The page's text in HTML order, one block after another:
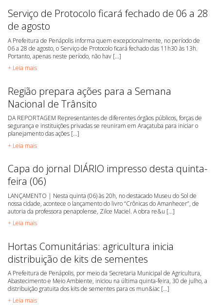
Serviço de Protocolo ficará fechado de 06 a 28
de agosto
A Prefeitura de Penápolis informa quem excepcionalmente, no período de
06 a 28 de agosto, o Serviço de Protocolo ficará fechado das 11h30 às 13h.
Portanto, apenas neste período, não hav [...]
+ Leia mais
Região prepara ações para a Semana
Nacional de Trânsito
DA REPORTAGEM Representantes de diferentes órgãos públicos, forças de
segurança e instituições privadas se reuniram em Araçatuba para iniciar o
planejamento das ações [...]
+ Leia mais
Capa do jornal DIÁRIO impresso desta quinta-
feira (06)
LANÇAMENTO | Nesta quinta (06) às 20h, no destacado Museu do Sol de
nossa cidade, acontece o lançamento do livro “Crônicas do Amanhecer”, de
autoria da professora penapolense, Zilce Maciel. A obra re&u [...]
+ Leia mais
Hortas Comunitárias: agricultura inicia
distribuição de kits de sementes
A Prefeitura de Penápolis, por meio da Secretaria Municipal de Agricultura,
Abastecimento e Meio Ambiente, iniciou na última quinta-feira, 30 de julho, a
distribuição gratuita dos kits de sementes para os mun&iac [...]
+ Leia mais